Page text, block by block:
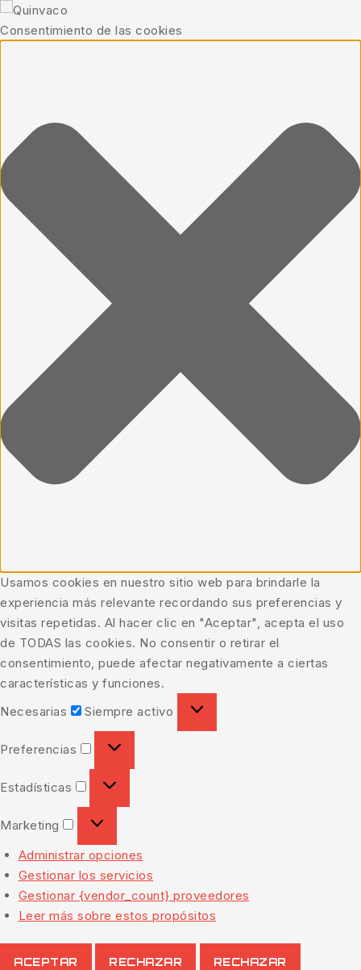
Consentimiento de las cookies
Usamos cookies en nuestro sitio web para brindarle la
experiencia más relevante recordando sus preferencias y
visitas repetidas. Al hacer clic en "Aceptar", acepta el uso
de TODAS las cookies. No consentir o retirar el
consentimiento, puede afectar negativamente a ciertas
características y funciones.
Necesarias
Siempre activo
Preferencias
Estadísticas
Marketing
Administrar opciones
Gestionar los servicios
Gestionar {vendor_count} proveedores
Leer más sobre estos propósitos
ACEPTAR RECHAZAR RECHAZAR